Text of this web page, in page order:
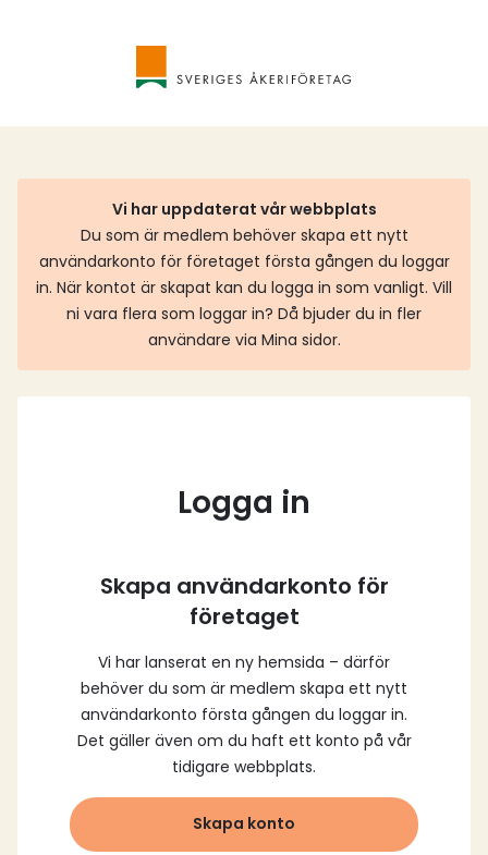
Vi har uppdaterat vår webbplats
Du som är medlem behöver skapa ett nytt
användarkonto för företaget första gången du loggar
in. När kontot är skapat kan du logga in som vanligt. Vill
ni vara flera som loggar in? Då bjuder du in fler
användare via Mina sidor.
Logga in
Skapa användarkonto för
företaget
Vi har lanserat en ny hemsida – därför
behöver du som är medlem skapa ett nytt
användarkonto första gången du loggar in.
Det gäller även om du haft ett konto på vår
tidigare webbplats.
Skapa konto